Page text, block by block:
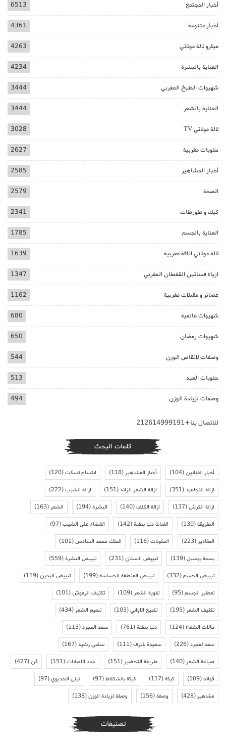
أخبار المجتمع 6513
أخبار متنوعة 4361
ميكرو لالة مولاتي 4263
العناية بالبشرة 4234
شهيوات الطبخ المغربي 3444
العناية بالشعر 3444
لالة مولاتي TV 3028
حلويات مغربية 2627
أخبار المشاهير 2585
الصحة 2579
كيك و طورطات 2341
العناية بالجسم 1785
لالة مولاتي اناقة مغربية 1639
ازياء فساتين القفطان المغربي 1347
عصائر و مقبلات مغربية 1162
شهيوات عالمية 680
شهيوات رمضان 650
وصفات لانقاص الوزن 544
حلويات العيد 513
وصفات لزيادة الوزن 494
للاتصال بنا+212614999191
كلمات البحث
أخبار الفنانين(104) أخبار المشاهير(118) ابتسام تسكت(120)
ازالة التجاعيد(351) ازالة الشعر الزائد(151) ازالة الشيب(222)
ازالة الكرش(137) ازالة الكلف(140) البشرة(194) الشعر(163)
الطريقة(130) الفنانة دنيا بطمة(142) القضاء على الشيب(97)
المقادير(223) المكونات(116) الملك محمد السادس(101)
بسمة بوسيل(139) تبييض الاسنان(231) تبييض البشرة(559)
تبييض الجسم(332) تبييض المنطقة الحساسة(199) تبييض اليدين(119)
تعطير الجسم(95) تقوية الشعر(109) تكثيف الرموش(101)
تكثيف الشعر(195) تلميع الاواني(103) تنعيم الشعر(434)
حالات الشفاء(124) دنيا بطمة(761) سعد المجرد(113)
سعد لمجرد(226) سعيدة شرف(111) سلمى رشيد(167)
صباغة الشعر(140) طريقة التحضير(151) عدد الاصابات(151) فن(427)
فوائد(109) كيكة(117) كيكة بالشكلاط(97) ليلى الحديوي(97)
مشاهير(428) وصفة(156) وصفة لزيادة الوزن(138)
تصنيفات